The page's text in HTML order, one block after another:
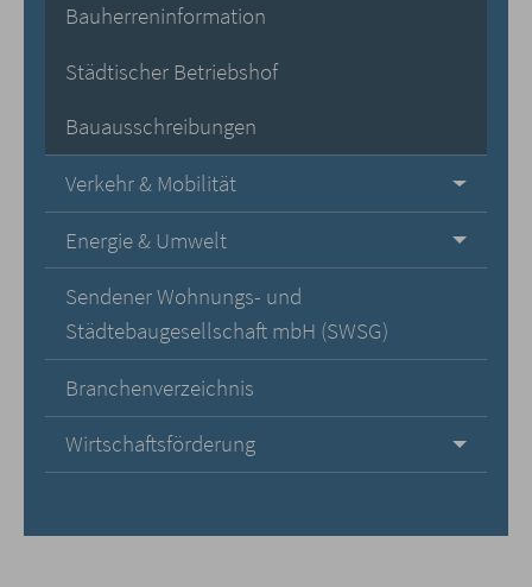
Bauherreninformation
Städtischer Betriebshof
Bauausschreibungen
Verkehr & Mobilität
Energie & Umwelt
Sendener Wohnungs- und
Städtebaugesellschaft mbH (SWSG)
Branchenverzeichnis
Wirtschaftsförderung